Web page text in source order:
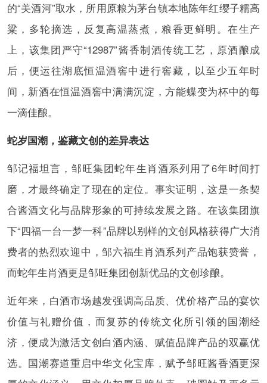
的“美酒河”取水，所用原粮为茅台镇本地陈年红缨子糯高
粱，多轮摘选，反复高温蒸煮，粮香更鲜明。在生产
上，该集团严守“12987”酱香制酒传统工艺，原酒酿成
后，便运往湖底恒温酒窖中进行窖藏，以至少五年时
间，新酒在恒温酒窖中满满沉淀，方能蝶变为杯中的每
一滴佳酿。
蛇岁国潮，鉴藏文创的差异表达
邹记福坦言，邹旺集团蛇年生肖酒系列用了6年时间打
磨，才最终确定了现在的定位。事实证明，这是一条契
合酱酒文化与品牌形象的可持续发展之路。在该集团旗
下“四福一台一梦一科”品牌以别样的文创风格获得广大消
费者的热烈欢迎中，邹六福生肖酒系列产品饱获赞誉，
而蛇年生肖酒更是邹旺集团创新优品的文创珍酿。
近年来，白酒市场越发强调高品质、优价格产品的宴饮
价值与礼赠价值，而复苏的传统文化所引领的国潮经
济，便成为激活文创白酒内涵、赋值品牌产品的双赢优
选。国潮赛道重启中华文化宝库，赋予邹旺酱香酒更深